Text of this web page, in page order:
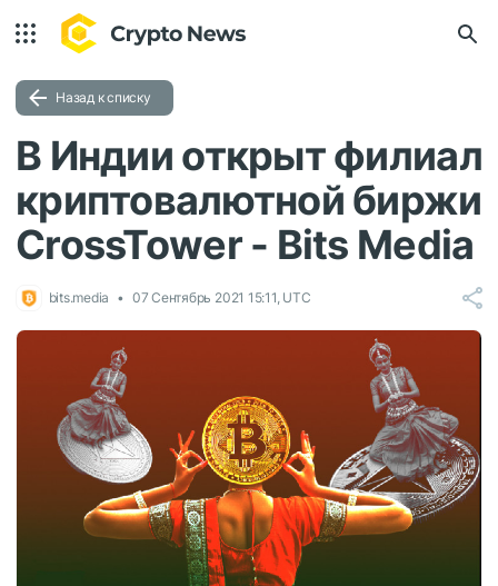
Назад к списку
В Индии открыт филиал
криптовалютной биржи
CrossTower - Bits Media
bits.media 07 Сентябрь 2021 15:11, UTC